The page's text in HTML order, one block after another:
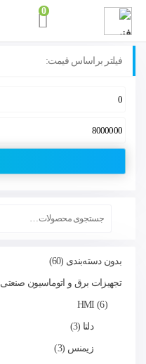
فیلتر براساس قیمت:
بدون دسته‌بندی 60
تجهیزات برق و اتوماسیون صنعتی
HMI 6
دلتا 3
زیمنس 3
0